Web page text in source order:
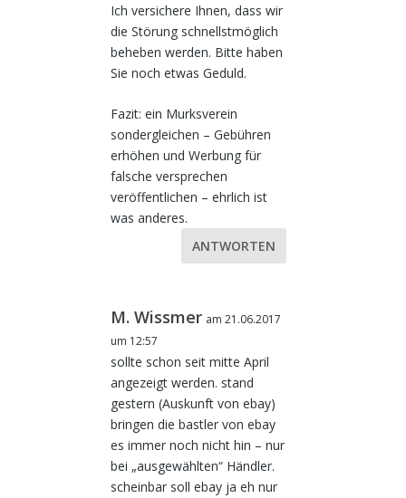
Ich versichere Ihnen, dass wir
die Störung schnellstmöglich
beheben werden. Bitte haben
Sie noch etwas Geduld.
Fazit: ein Murksverein
sondergleichen – Gebühren
erhöhen und Werbung für
falsche versprechen
veröffentlichen – ehrlich ist
was anderes.
ANTWORTEN
M. Wissmer am 21.06.2017
um 12:57
sollte schon seit mitte April
angezeigt werden. stand
gestern (Auskunft von ebay)
bringen die bastler von ebay
es immer noch nicht hin – nur
bei „ausgewählten“ Händler.
scheinbar soll ebay ja eh nur